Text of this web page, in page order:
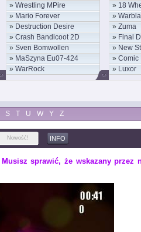
» Wrestling MPire
» Mario Forever
» Destruction Desire
» Crash Bandicoot 2D
» Sven Bomwollen
» MaSzyna Eu07-424
» WarRock
» 18
Convoy
»
» Zuma
» Final
» New
» Comic
» Luxor
S T U W Y Z
Nowość! INFO
sprawić, że wskazany przez